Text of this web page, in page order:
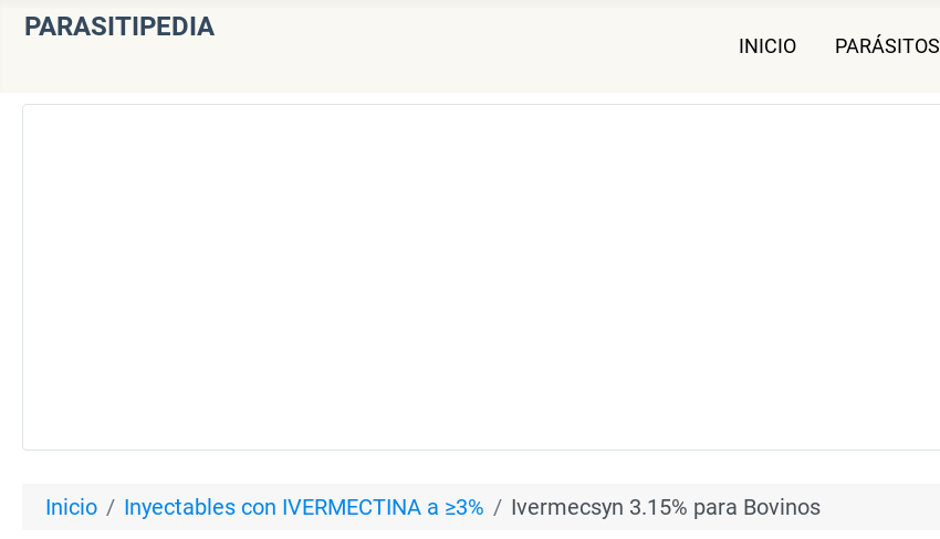
PARASITIPEDIA
INICIO PARÁSITOS
Inicio Inyectables con IVERMECTINA a ≥3% Ivermecsyn 3.15% para Bovinos